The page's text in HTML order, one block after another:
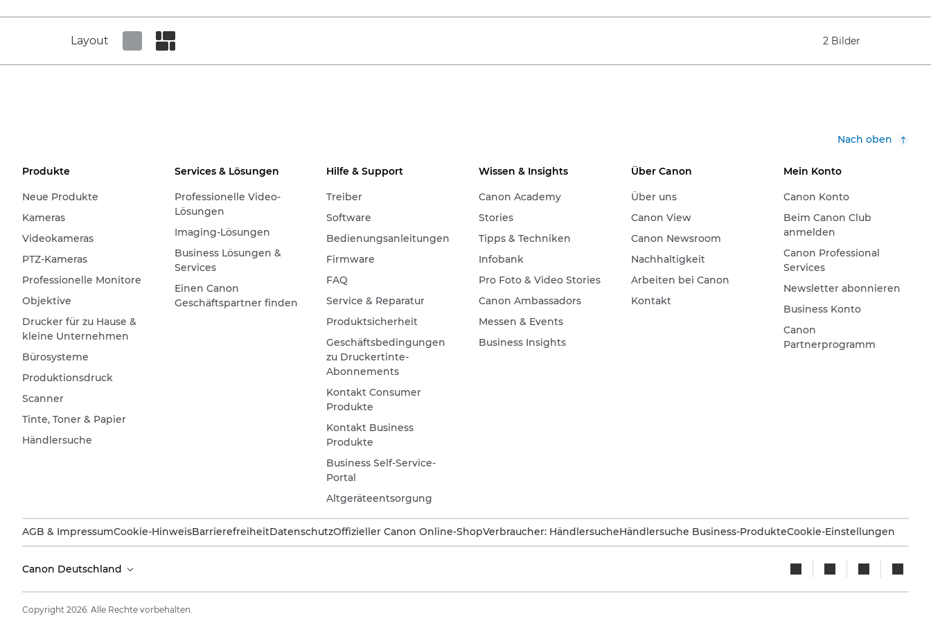
Layout 2 Bilder
Nach oben
Produkte
Neue Produkte
Kameras
Videokameras
PTZ-Kameras
Professionelle Monitore
Objektive
Drucker für zu Hause &
kleine Unternehmen
Bürosysteme
Produktionsdruck
Scanner
Tinte, Toner & Papier
Händlersuche
Services & Lösungen
Professionelle Video-
Lösungen
Imaging-Lösungen
Business Lösungen &
Services
Einen Canon
Geschäftspartner finden
Hilfe & Support
Treiber
Software
Bedienungsanleitungen
Firmware
FAQ
Service & Reparatur
Produktsicherheit
Geschäftsbedingungen
zu Druckertinte-
Abonnements
Kontakt Consumer
Produkte
Kontakt Business
Produkte
Business Self-Service-
Portal
Altgeräteentsorgung
Wissen & Insights
Canon Academy
Stories
Tipps & Techniken
Infobank
Pro Foto & Video Stories
Canon Ambassadors
Messen & Events
Business Insights
Über Canon
Über uns
Canon View
Canon Newsroom
Nachhaltigkeit
Arbeiten bei Canon
Kontakt
Mein Konto
Canon Konto
Beim Canon Club
anmelden
Canon Professional
Services
Newsletter abonnieren
Business Konto
Canon
Partnerprogramm
AGB & ImpressumCookie-HinweisBarrierefreiheitDatenschutzOffizieller Canon Online-ShopVerbraucher: HändlersucheHändlersuche Business-ProdukteCookie-Einstellungen
Canon Deutschland
Copyright 2026. Alle Rechte vorbehalten.